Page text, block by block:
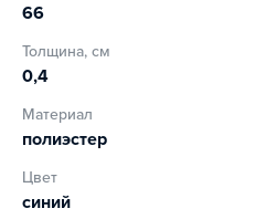
66
Толщина, см
0,4
Материал
полиэстер
Цвет
синий